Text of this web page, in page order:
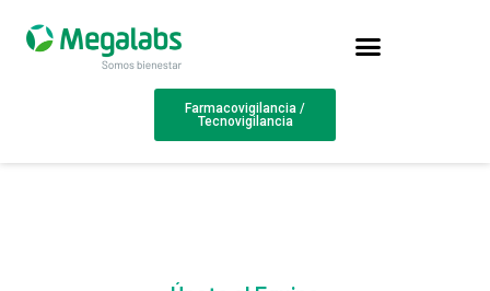
Farmacovigilancia /
Tecnovigilancia